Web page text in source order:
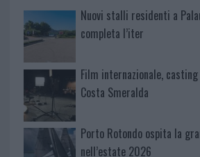
Nuovi stalli residenti a
completa l’iter
Film internazionale,
Costa Smeralda
Porto Rotondo ospita la
nell’estate 2026